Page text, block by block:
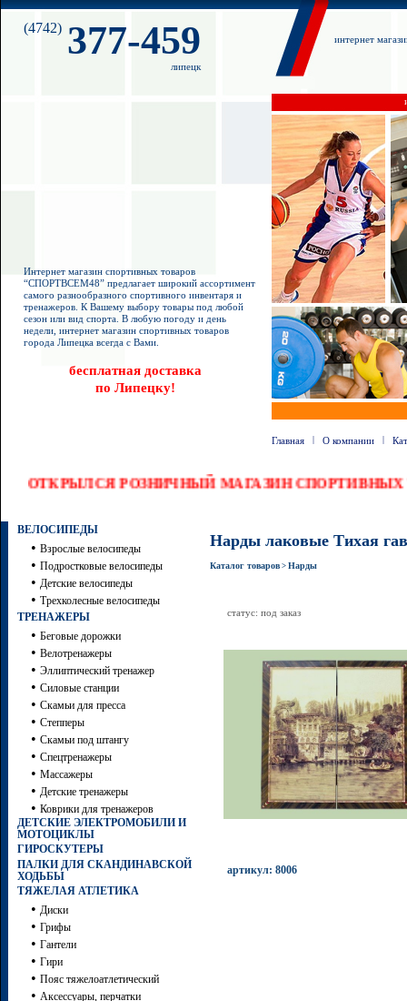
(4742) 377-459
липецк
интернет
Интернет магазин спортивных товаров
“СПОРТВСЕМ48” предлагает широкий ассортимент
самого разнообразного спортивного инвентаря и
тренажеров. К Вашему выбору товары под любой
сезон или вид спорта. В любую погоду и день
недели, интернет магазин спортивных товаров
города Липецка всегда с Вами.
бесплатная доставка
по Липецку!
Главная | О компании |
ОТКРЫЛСЯ РОЗНИЧНЫЙ МАГАЗИН
ВЕЛОСИПЕДЫ
• Взрослые велосипеды
• Подростковые велосипеды
• Детские велосипеды
• Трехколесные велосипеды
ТРЕНАЖЕРЫ
• Беговые дорожки
• Велотренажеры
• Эллиптический тренажер
• Силовые станции
• Скамьи для пресса
• Степперы
• Скамьи под штангу
• Спецтренажеры
• Массажеры
• Детские тренажеры
• Коврики для тренажеров
ДЕТСКИЕ ЭЛЕКТРОМОБИЛИ И
МОТОЦИКЛЫ
ГИРОСКУТЕРЫ
ПАЛКИ ДЛЯ СКАНДИНАВСКОЙ
ХОДЬБЫ
ТЯЖЕЛАЯ АТЛЕТИКА
• Диски
• Грифы
• Гантели
• Гири
• Пояс тяжелоатлетический
• Аксессуары, перчатки
Нарды лаковые Тихая
Каталог товаров > Нарды
статус: под заказ
артикул: 8006